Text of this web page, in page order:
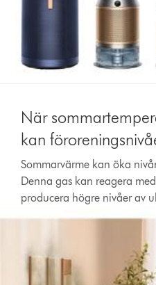
När
kan
Sommarvärme kan öka
Denna gas kan reagera
producera högre nivåer av